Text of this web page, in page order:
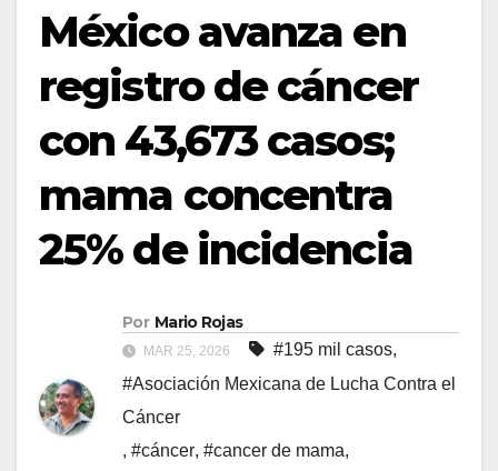
México avanza en
registro de cáncer
con 43,673 casos;
mama concentra
25% de incidencia
Por Mario Rojas
MAR 25, 2026 #195 mil casos,
#Asociación Mexicana de Lucha Contra el
Cáncer
, #cáncer, #cancer de mama,